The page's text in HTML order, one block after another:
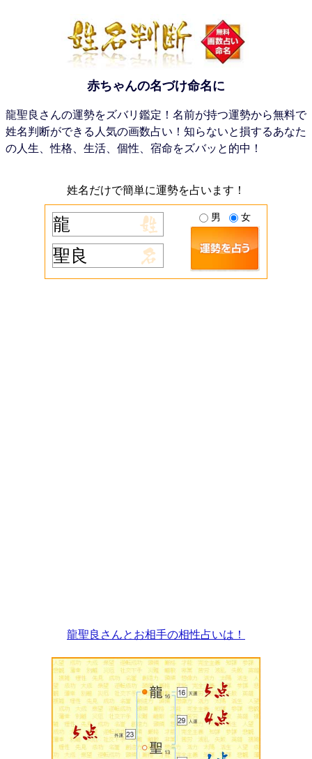
赤ちゃんの名づけ命名に
龍聖良さんの運勢をズバリ鑑定！名前が持つ運勢から無料で
姓名判断ができる人気の画数占い！知らないと損するあなた
の人生、性格、生活、個性、宿命をズバッと的中！
姓名だけで簡単に運勢を占います！
男 女
龍聖良さんとお相手の相性占いは！